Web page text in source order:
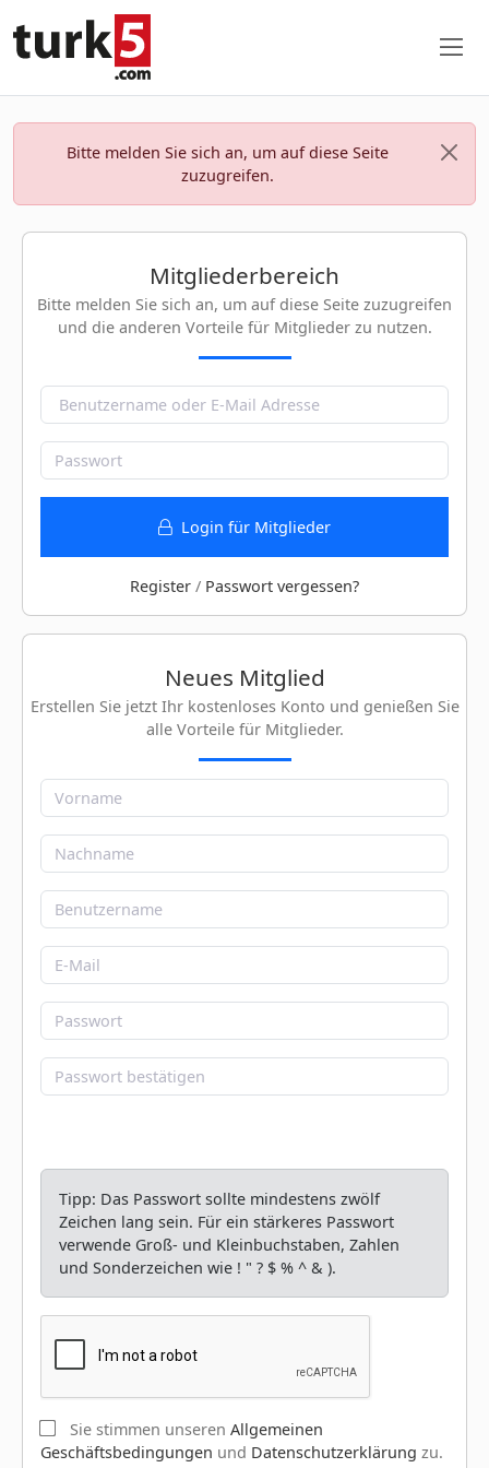
Bitte melden Sie sich an, um auf diese Seite
zuzugreifen.
Mitgliederbereich
Bitte melden Sie sich an, um auf diese Seite zuzugreifen
und die anderen Vorteile für Mitglieder zu nutzen.
Login für Mitglieder
Register / Passwort vergessen?
Neues Mitglied
Erstellen Sie jetzt Ihr kostenloses Konto und genießen Sie
alle Vorteile für Mitglieder.
Tipp: Das Passwort sollte mindestens zwölf
Zeichen lang sein. Für ein stärkeres Passwort
verwende Groß- und Kleinbuchstaben, Zahlen
und Sonderzeichen wie ! " ? $ % ^ & ).
Sie stimmen unseren Allgemeinen
Geschäftsbedingungen und Datenschutzerklärung zu.